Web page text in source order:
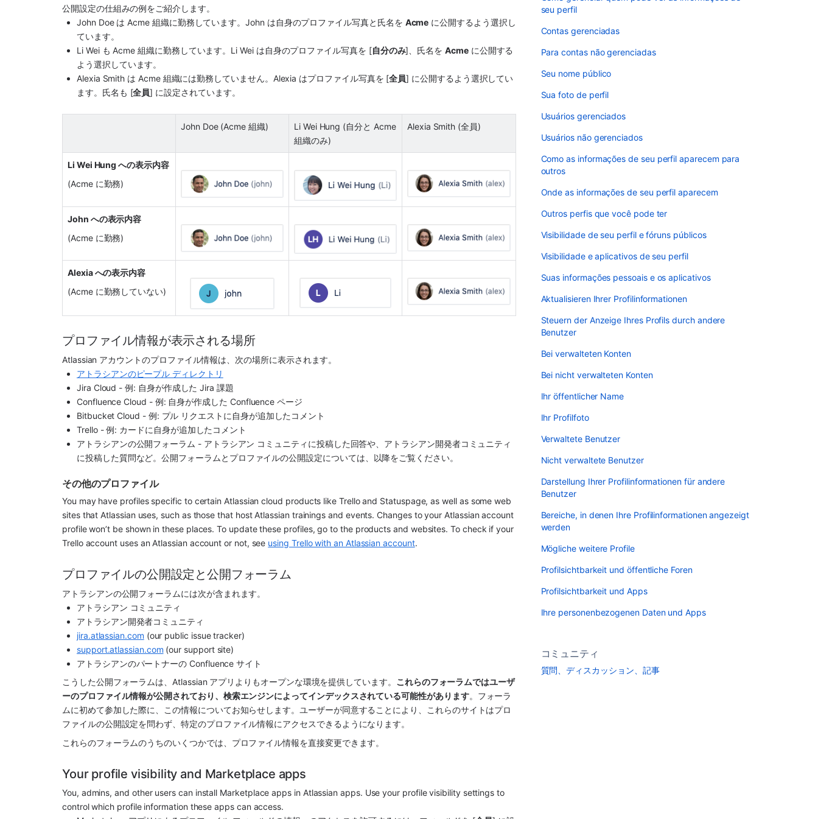
公開設定の仕組みの例をご紹介します。
John Doe は Acme 組織に勤務しています。John は自身のプロファイル写真と氏名を Acme に公開するよう選択し
ています。
Li Wei も Acme 組織に勤務しています。Li Wei は自身のプロファイル写真を [自分のみ]、氏名を Acme に公開する
よう選択しています。
Alexia Smith は Acme 組織には勤務していません。Alexia はプロファイル写真を [全員] に公開するよう選択してい
ます。氏名も [全員] に設定されています。
John Doe (Acme 組織)
Li Wei Hung (自分と Acme
組織のみ)
Alexia Smith (全員)
Li Wei Hung への表示内容
(Acme に勤務)
John への表示内容
(Acme に勤務)
Alexia への表示内容
(Acme に勤務していない)
プロファイル情報が表示される場所
Atlassian アカウントのプロファイル情報は、次の場所に表示されます。
アトラシアンのピープル ディレクトリ
Jira Cloud - 例: 自身が作成した Jira 課題
Confluence Cloud - 例: 自身が作成した Confluence ページ
Bitbucket Cloud - 例: プル リクエストに自身が追加したコメント
Trello - 例: カードに自身が追加したコメント
アトラシアンの公開フォーラム - アトラシアン コミュニティに投稿した回答や、アトラシアン開発者コミュニティ
に投稿した質問など。公開フォーラムとプロファイルの公開設定については、以降をご覧ください。
その他のプロファイル
You may have profiles specific to certain Atlassian cloud products like Trello and Statuspage, as well as some web
sites that Atlassian uses, such as those that host Atlassian trainings and events. Changes to your Atlassian account
profile won’t be shown in these places. To update these profiles, go to the products and websites. To check if your
Trello account uses an Atlassian account or not, see using Trello with an Atlassian account.
プロファイルの公開設定と公開フォーラム
アトラシアンの公開フォーラムには次が含まれます。
アトラシアン コミュニティ
アトラシアン開発者コミュニティ
jira.atlassian.com (our public issue tracker)
support.atlassian.com (our support site)
アトラシアンのパートナーの Confluence サイト
こうした公開フォーラムは、Atlassian アプリ よりもオープンな環境を提供しています。 これらのフォーラムではユーザ
ーのプロファイル情報が公開されており、検索エンジンによってインデックスされている可能性があります。フォーラ
ムに初めて参加した際に、この情報についてお知らせします。ユーザーが同意することにより、これらのサイトはプロ
ファイルの公開設定を問わず、特定のプロファイル情報にアクセスできるようになります。
これらのフォーラムのうちのいくつかでは、プロファイル情報を直接変更できます。
Your profile visibility and Marketplace apps
You, admins, and other users can install Marketplace apps in Atlassian apps. Use your profile visibility settings to
control which profile information these apps can access.
seu perfil
Contas gerenciadas
Para contas não gerenciadas
Seu nome público
Sua foto de perfil
Usuários gerenciados
Usuários não gerenciados
Como as informações de seu perfil aparecem para
outros
Onde as informações de seu perfil aparecem
Outros perfis que você pode ter
Visibilidade de seu perfil e fóruns públicos
Visibilidade e aplicativos de seu perfil
Suas informações pessoais e os aplicativos
Aktualisieren Ihrer Profilinformationen
Steuern der Anzeige Ihres Profils durch andere
Benutzer
Bei verwalteten Konten
Bei nicht verwalteten Konten
Ihr öffentlicher Name
Ihr Profilfoto
Verwaltete Benutzer
Nicht verwaltete Benutzer
Darstellung Ihrer Profilinformationen für andere
Benutzer
Bereiche, in denen Ihre Profilinformationen angezeigt
werden
Mögliche weitere Profile
Profilsichtbarkeit und öffentliche Foren
Profilsichtbarkeit und Apps
Ihre personenbezogenen Daten und Apps
コミュニティ
質問、ディスカッション、記事